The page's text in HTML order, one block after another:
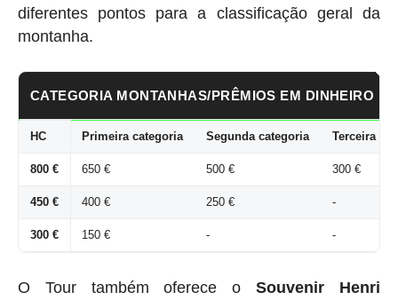
diferentes pontos para a classificação geral da
montanha.
CATEGORIA MONTANHAS/PRÊMIOS EM DINHEIRO
HC Primeira categoria Segunda categoria Terceira
800 € 650 € 500 € 300 €
450 € 400 € 250 € -
300 € 150 € - -
O Tour também oferece oSouvenir Henri